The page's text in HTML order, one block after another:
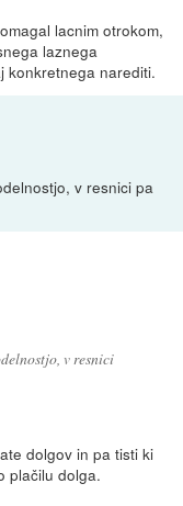
lacnim otrokom,
laznega
konkretnega narediti.
v resnici pa
v resnici
dolgov in pa tisti ki
plačilu dolga.